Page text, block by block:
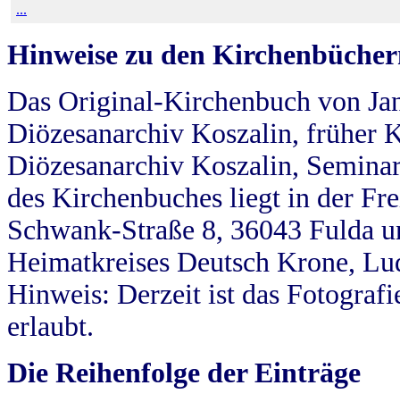
...
Hinweise zu den
Das Original-Kirchenbuch von
Diözesanarchiv Koszalin, früher
Diözesanarchiv Koszalin,
des Kirchenbuches liegt in der
Schwank-Straße 8, 36043 Fulda
Heimatkreises Deutsch Krone,
Hinweis: Derzeit ist das
erlaubt.
Die Reihenfolge der Einträge